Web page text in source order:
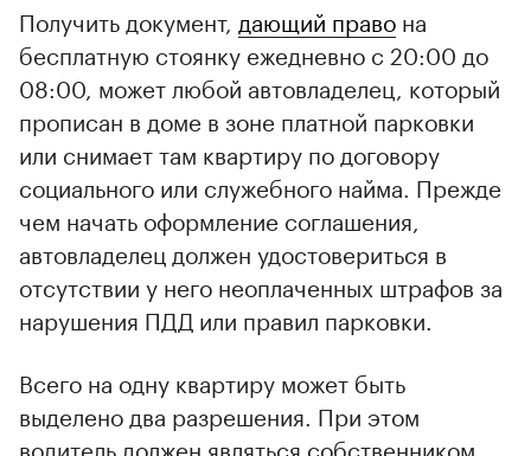
Получить документ, дающий право на
бесплатную стоянку ежедневно с 20:00 до
08:00, может любой автовладелец, который
прописан в доме в зоне платной парковки
или снимает там квартиру по договору
социального или служебного найма. Прежде
чем начать оформление соглашения,
автовладелец должен удостовериться в
отсутствии у него неоплаченных штрафов за
нарушения ПДД или правил парковки.
Всего на одну квартиру может быть
выделено два разрешения. При этом
водитель должен являться собственником